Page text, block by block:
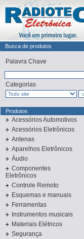
Busca de produtos
Palavra Chave
Categorias
Produtos
Acessórios Automotivos
Acessórios Eletrônicos
Antenas
Aparelhos Eletrônicos
Áudio
Componentes
Eletrônicos
Controle Remoto
Esquemas e manuais
Ferramentas
Instrumentos musicais
Materiais Elétricos
Segurança